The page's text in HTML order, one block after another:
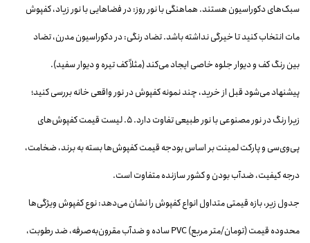
سبک‌های دکوراسیون هستند. هماهنگی با نور روز: در فضاهایی با نور زیاد، کفپوش
مات انتخاب کنید تا خیرگی نداشته باشد. تضاد رنگی: در دکوراسیون مدرن، تضاد
بین رنگ کف و دیوار جلوه خاصی ایجاد می‌کند (مثلاً کف تیره و دیوار سفید).
پیشنهاد می‌شود قبل از خرید، چند نمونه کفپوش در نور واقعی خانه بررسی کنید؛
زیرا رنگ در نور مصنوعی با نور طبیعی تفاوت دارد. ۵. لیست قیمت کفپوش‌های
پی‌وی‌سی و پارکت لمینت بر اساس بودجه قیمت کفپوش‌ها بسته به برند، ضخامت،
درجه کیفیت، ضدآب بودن و کشور سازنده متفاوت است.
جدول زیر، بازه قیمتی متداول انواع کفپوش را نشان می‌دهد: نوع کفپوش ویژگی‌ها
محدوده قیمت (تومان/متر مربع) PVC ساده و ضدآب مقرون‌به‌صرفه، ضد رطوبت،